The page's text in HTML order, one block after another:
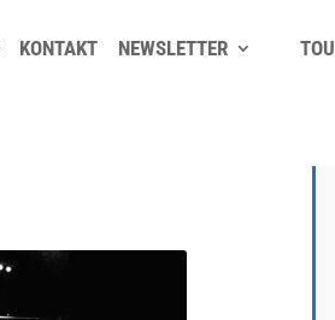
KONTAKT NEWSLETTER